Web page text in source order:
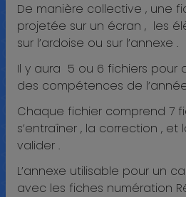
De manière collective , une
projetée sur un écran , les
sur l’ardoise ou sur l’annexe .
Il y aura 5 ou 6 fichiers pour
des compétences de
Chaque fichier comprend 7
s’entraîner , la correction ,
valider .
L’annexe utilisable pour un
avec les fiches numération